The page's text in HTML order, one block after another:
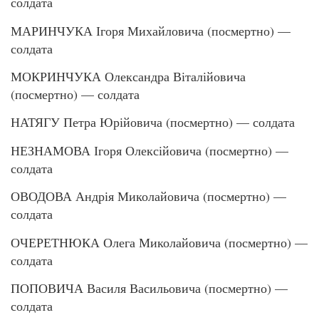
МАРИНЧУКА Ігоря Михайловича (посмертно) —
солдата
МОКРИНЧУКА Олександра Віталійовича
(посмертно) — солдата
НАТЯГУ Петра Юрійовича (посмертно) — солдата
НЕЗНАМОВА Ігоря Олексійовича (посмертно) —
солдата
ОВОДОВА Андрія Миколайовича (посмертно) —
солдата
ОЧЕРЕТНЮКА Олега Миколайовича (посмертно) —
солдата
ПОПОВИЧА Василя Васильовича (посмертно) —
солдата